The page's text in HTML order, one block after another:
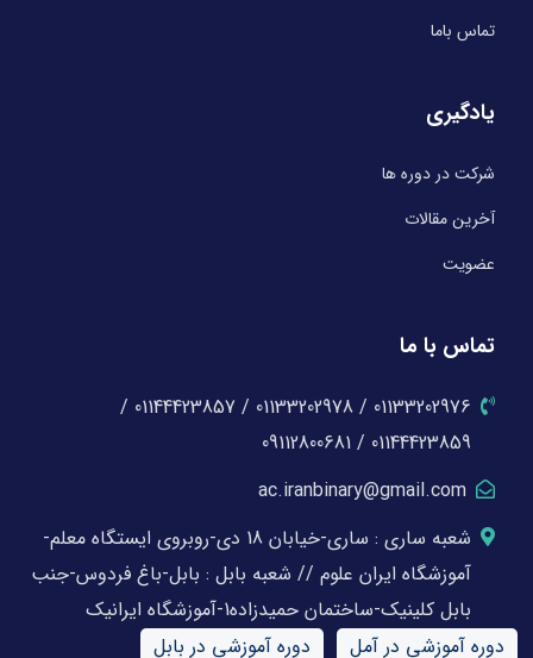
تماس باما
یادگیری
شرکت در دوره ها
آخرین مقالات
عضویت
تماس با ما
01133202976 / 01133202978 / 01144423857 /
01144423859 / 09112800681
ac.iranbinary@gmail.com
شعبه ساری : ساری-خیابان 18 دی-روبروی ایستگاه معلم-
آموزشگاه ایران علوم // شعبه بابل : بابل-باغ فردوس-جنب
بابل کلینیک-ساختمان حمیدزاده1-آموزشگاه ایرانیک
دوره آموزشی در آمل
دوره آموزشی در بابل